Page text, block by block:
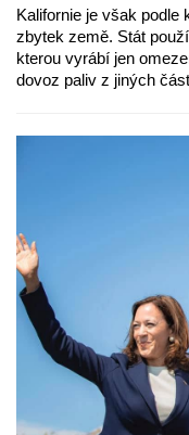
Kalifornie je však podle
zbytek země. Stát
kterou vyrábí jen
dovoz paliv z jiných